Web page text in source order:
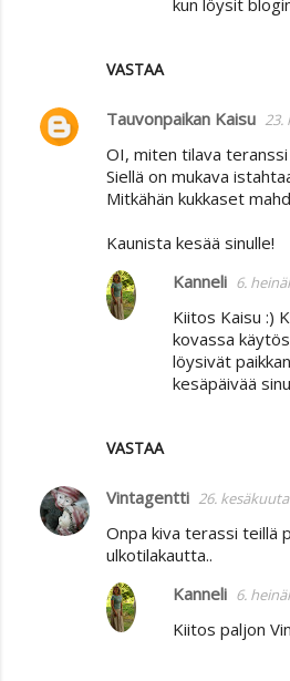
VASTAA
Tauvonpaikan Kaisu 23.
OI, miten tilava teranssi
Siellä on mukava
Mitkähän kukkaset
Kaunista kesää sinulle!
VASTAA
Kanneli 6.
Kiitos Kaisu :)
kovassa
löysivät
kesäpäivää
Vintagentti 26.
Onpa kiva terassi teillä
ulkotilakautta..
Kanneli 6.
Kiitos paljon